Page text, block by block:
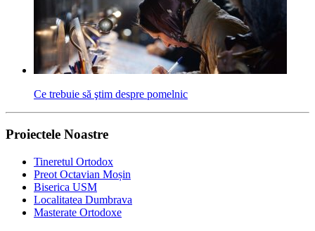
Ce trebuie să ştim despre pomelnic
Proiectele Noastre
Tineretul Ortodox
Preot Octavian Moșin
Biserica USM
Localitatea Dumbrava
Masterate Ortodoxe